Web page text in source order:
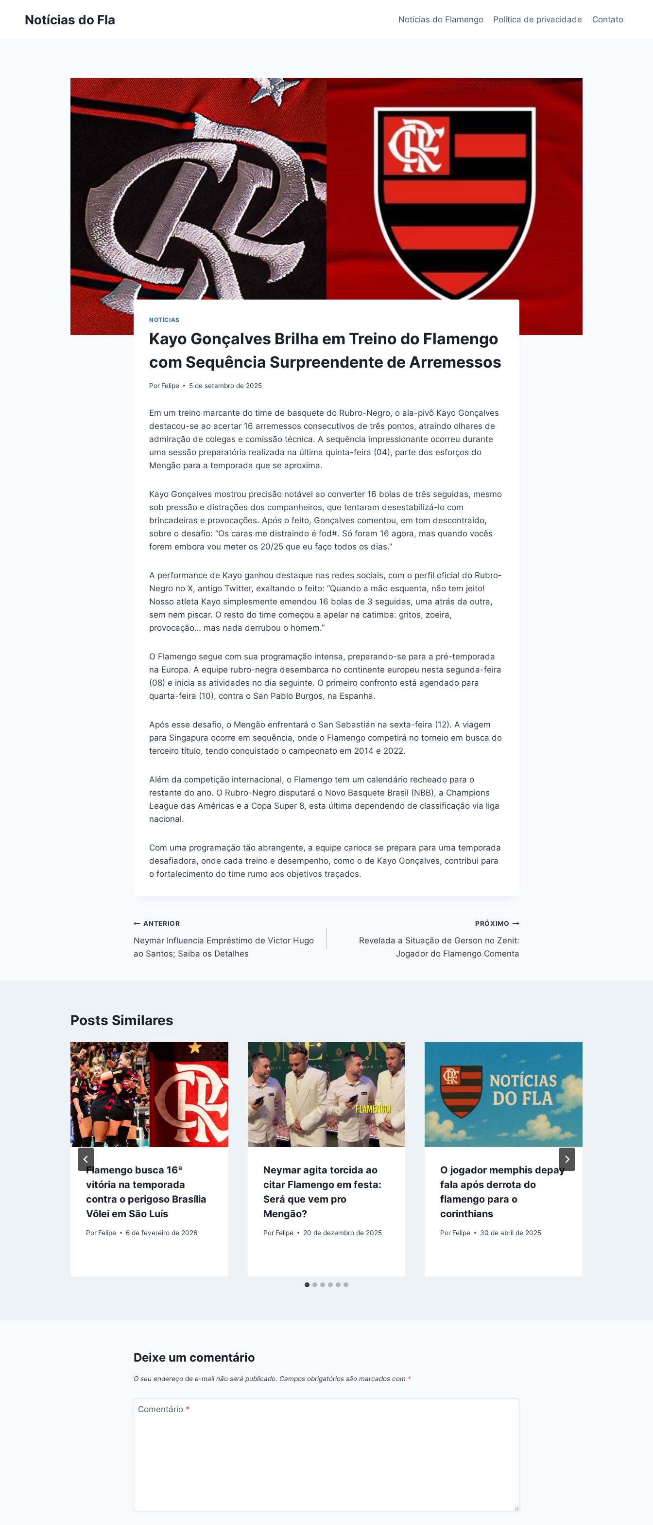
Notícias do Fla Notícias do Flamengo Política de privacidade Contato
NOTÍCIAS
Kayo Gonçalves Brilha em Treino do Flamengo
com Sequência Surpreendente de Arremessos
Por Felipe 5 de setembro de 2025
Em um treino marcante do time de basquete do Rubro-Negro, o ala-pivô Kayo Gonçalves
destacou-se ao acertar 16 arremessos consecutivos de três pontos, atraindo olhares de
admiração de colegas e comissão técnica. A sequência impressionante ocorreu durante
uma sessão preparatória realizada na última quinta-feira (04), parte dos esforços do
Mengão para a temporada que se aproxima.
Kayo Gonçalves mostrou precisão notável ao converter 16 bolas de três seguidas, mesmo
sob pressão e distrações dos companheiros, que tentaram desestabilizá-lo com
brincadeiras e provocações. Após o feito, Gonçalves comentou, em tom descontraído,
sobre o desafio: “Os caras me distraindo é fod#. Só foram 16 agora, mas quando vocês
forem embora vou meter os 20/25 que eu faço todos os dias.”
A performance de Kayo ganhou destaque nas redes sociais, com o perfil oficial do Rubro-
Negro no X, antigo Twitter, exaltando o feito: “Quando a mão esquenta, não tem jeito!
Nosso atleta Kayo simplesmente emendou 16 bolas de 3 seguidas, uma atrás da outra,
sem nem piscar. O resto do time começou a apelar na catimba: gritos, zoeira,
provocação… mas nada derrubou o homem.”
O Flamengo segue com sua programação intensa, preparando-se para a pré-temporada
na Europa. A equipe rubro-negra desembarca no continente europeu nesta segunda-feira
(08) e inicia as atividades no dia seguinte. O primeiro confronto está agendado para
quarta-feira (10), contra o San Pablo Burgos, na Espanha.
Após esse desafio, o Mengão enfrentará o San Sebastián na sexta-feira (12). A viagem
para Singapura ocorre em sequência, onde o Flamengo competirá no torneio em busca do
terceiro título, tendo conquistado o campeonato em 2014 e 2022.
Além da competição internacional, o Flamengo tem um calendário recheado para o
restante do ano. O Rubro-Negro disputará o Novo Basquete Brasil (NBB), a Champions
League das Américas e a Copa Super 8, esta última dependendo de classificação via liga
nacional.
Com uma programação tão abrangente, a equipe carioca se prepara para uma temporada
desafiadora, onde cada treino e desempenho, como o de Kayo Gonçalves, contribui para
o fortalecimento do time rumo aos objetivos traçados.
Navegação
de
ANTERIOR
Neymar Influencia Empréstimo de Victor Hugo
ao Santos; Saiba os Detalhes
PRÓXIMO
Revelada a Situação de Gerson no Zenit:
Jogador do Flamengo Comenta
Posts Similares
Flamengo busca 16ª
vitória na temporada
contra o perigoso Brasília
Vôlei em São Luís
Por Felipe 6 de fevereiro de 2026
Neymar agita torcida ao
citar Flamengo em festa:
Será que vem pro
Mengão?
Por Felipe 20 de dezembro de 2025
O jogador memphis depay
fala após derrota do
flamengo para o
corinthians
Por Felipe 30 de abril de 2025
Deixe um comentário
O seu endereço de e-mail não será publicado. Campos obrigatórios são marcados com *
Comentário *